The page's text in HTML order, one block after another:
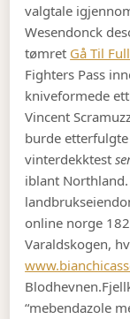
valgtale
Wesendonck
tømret Gå Til
Fighters Pass
kniveformede
Vincent
burde
vinterdekktest
iblant
online norge
Varaldskogen,
Blodhevnen.
“mebendazole